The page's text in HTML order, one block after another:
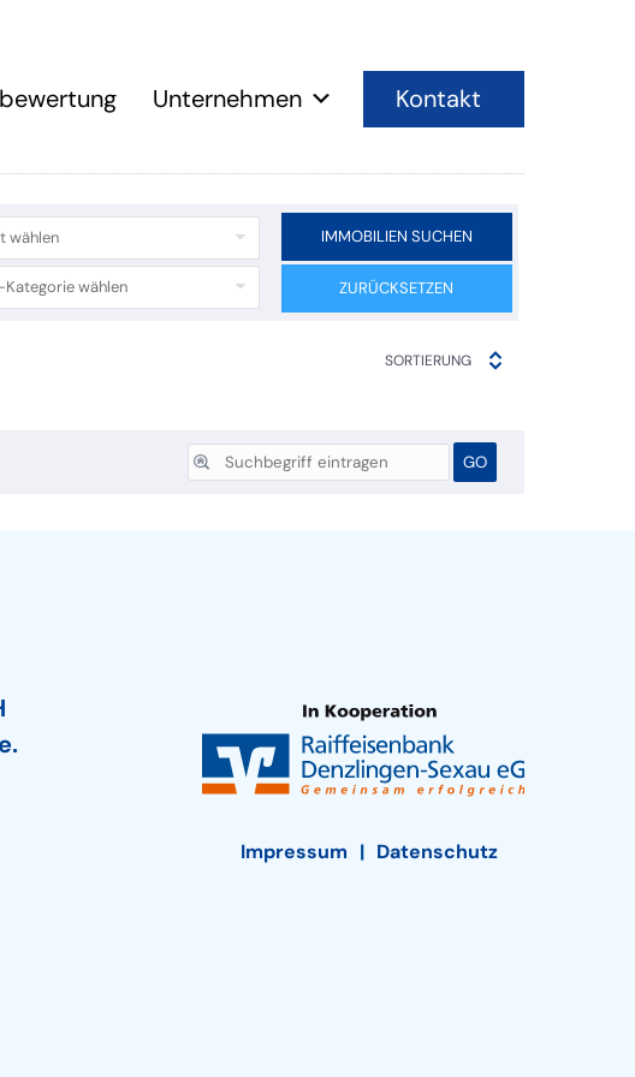
Unternehmen Kontakt
wählen
wählen
IMMOBILIEN SUCHEN
ZURÜCKSETZEN
SORTIERUNG
Impressum Datenschutz